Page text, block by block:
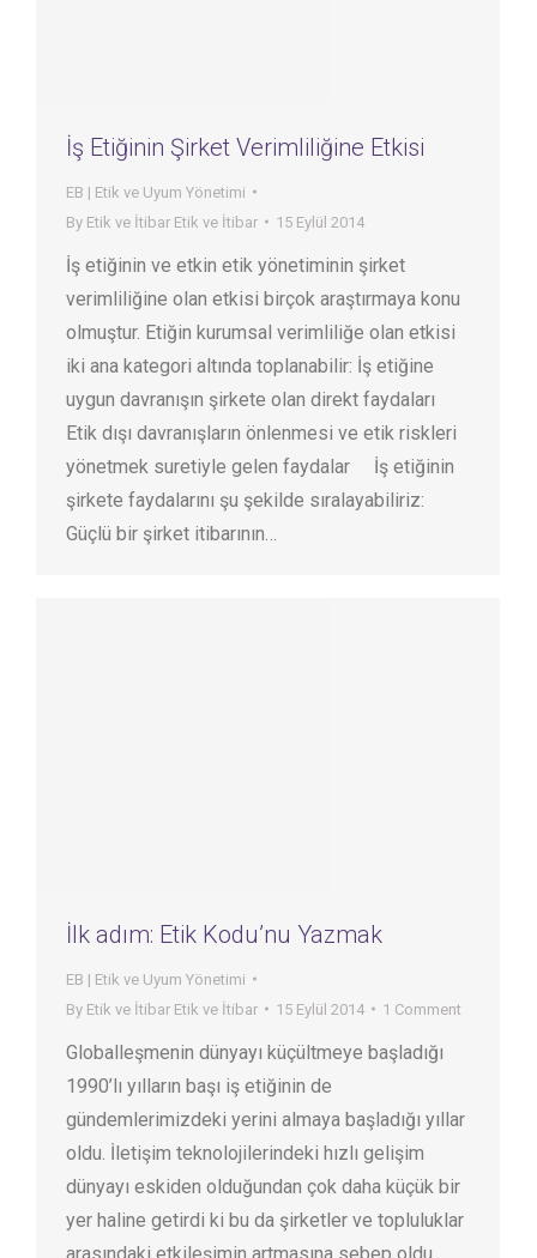
İş Etiğinin Şirket Verimliliğine Etkisi
EB | Etik ve Uyum Yönetimi
By Etik ve İtibar Etik ve İtibar 15 Eylül 2014
İş etiğinin ve etkin etik yönetiminin şirket
verimliliğine olan etkisi birçok araştırmaya konu
olmuştur. Etiğin kurumsal verimliliğe olan etkisi
iki ana kategori altında toplanabilir: İş etiğine
uygun davranışın şirkete olan direkt faydaları
Etik dışı davranışların önlenmesi ve etik riskleri
yönetmek suretiyle gelen faydalar İş etiğinin
şirkete faydalarını şu şekilde sıralayabiliriz:
Güçlü bir şirket itibarının…
İlk adım: Etik Kodu’nu Yazmak
EB | Etik ve Uyum Yönetimi
By Etik ve İtibar Etik ve İtibar 15 Eylül 2014 1 Comment
Globalleşmenin dünyayı küçültmeye başladığı
1990’lı yılların başı iş etiğinin de
gündemlerimizdeki yerini almaya başladığı yıllar
oldu. İletişim teknolojilerindeki hızlı gelişim
dünyayı eskiden olduğundan çok daha küçük bir
yer haline getirdi ki bu da şirketler ve topluluklar